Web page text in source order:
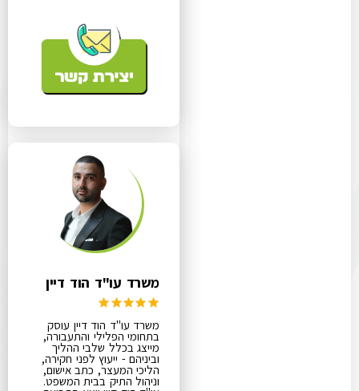
משרד עו"ד הוד דיין
משרד עו"ד הוד דיין עוסק
בתחומי הפלילי והתעבורה,
מייצג בכלל שלבי ההליך
וביניהם - ייעוץ לפני חקירה,
הליכי המעצר, כתב אישום,
וניהול התיק בבית המשפט.